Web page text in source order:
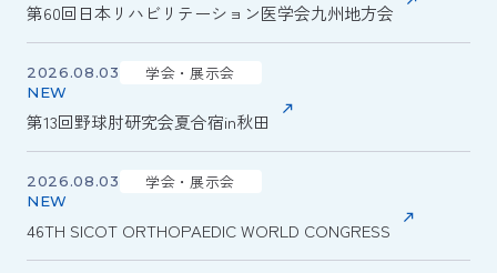
第60回日本リハビリテーション医学会九州地方会
2026.08.03 学会・展示会
第13回野球肘研究会夏合宿in秋田
2026.08.03 学会・展示会
46TH SICOT ORTHOPAEDIC WORLD CONGRESS